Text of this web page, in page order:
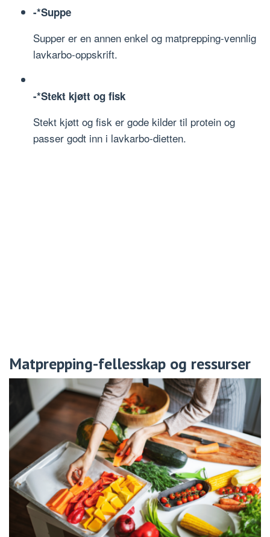
-*Suppe
Supper er en annen enkel og matprepping-vennlig
lavkarbo-oppskrift.
-*Stekt kjøtt og fisk
Stekt kjøtt og fisk er gode kilder til protein og
passer godt inn i lavkarbo-dietten.
Matprepping-fellesskap og ressurser